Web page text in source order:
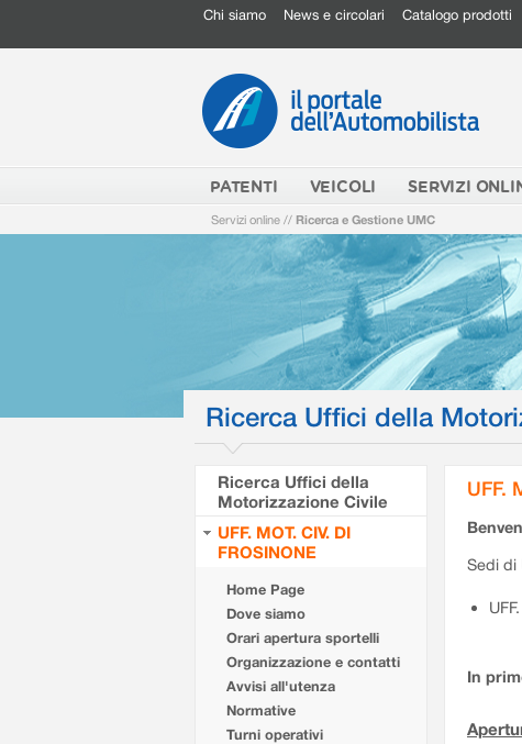
Chi siamo News e circolari Catalogo prodotti
PATENTI VEICOLI SERVIZI
Servizi online // Ricerca e Gestione UMC
Ricerca Uffici della
Ricerca Uffici della
Motorizzazione Civile
UFF. MOT. CIV. DI
FROSINONE
Home Page
Dove siamo
Orari apertura sportelli
Organizzazione e contatti
Avvisi all'utenza
Normative
Turni operativi
UFF.
Sedi di
In